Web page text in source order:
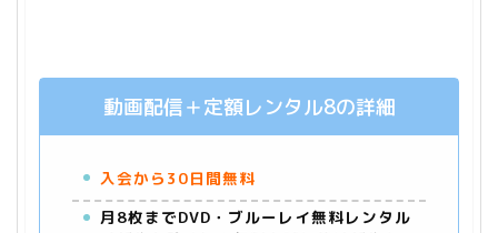
動画配信＋定額レンタル8の詳細
入会から30日間無料
月8枚までDVD・ブルーレイ無料レンタル